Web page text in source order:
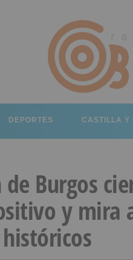
DEPORTES CASTILLA Y
Burgos
y mira